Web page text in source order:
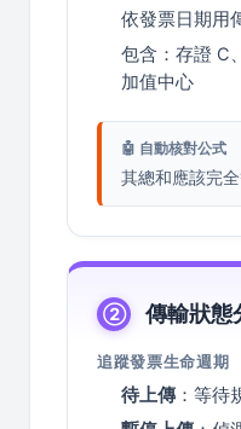
依發票日期用
包含：存證 C
加值中心
🤖 自動核對公式
其總和應該完
② 傳輸狀態
追蹤發票生命週期
待上傳 ：等待